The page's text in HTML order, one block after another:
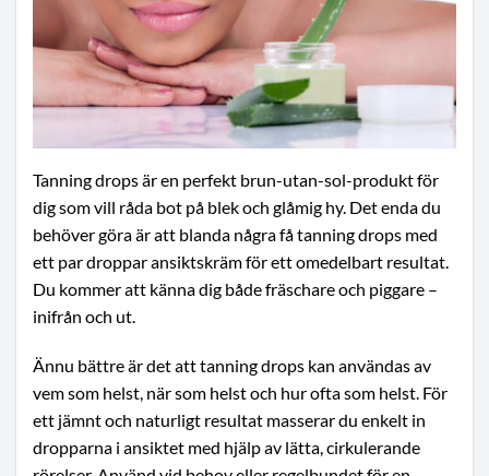
Tanning drops är en perfekt brun-utan-sol-produkt för
dig som vill råda bot på blek och glåmig hy. Det enda du
behöver göra är att blanda några få tanning drops med
ett par droppar ansiktskräm för ett omedelbart resultat.
Du kommer att känna dig både fräschare och piggare –
inifrån och ut.
Ännu bättre är det att tanning drops kan användas av
vem som helst, när som helst och hur ofta som helst. För
ett jämnt och naturligt resultat masserar du enkelt in
dropparna i ansiktet med hjälp av lätta, cirkulerande